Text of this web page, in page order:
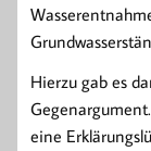
Hierzu gab es
eine